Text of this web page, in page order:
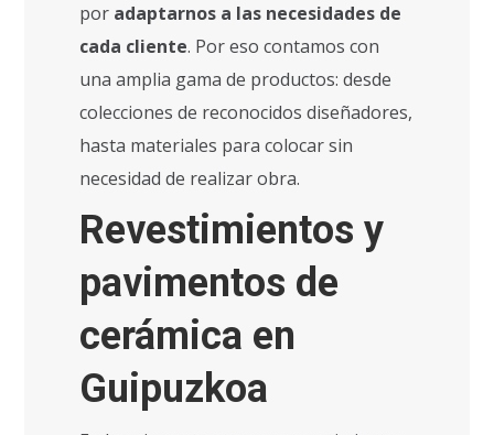
por adaptarnos a las necesidades de
cada cliente. Por eso contamos con
una amplia gama de productos: desde
colecciones de reconocidos diseñadores,
hasta materiales para colocar sin
necesidad de realizar obra.
Revestimientos y
pavimentos de
cerámica en
Guipuzkoa